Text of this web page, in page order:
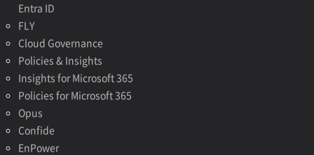
Entra ID
FLY
Cloud Governance
Policies & Insights
Insights for Microsoft 365
Policies for Microsoft 365
Opus
Confide
EnPower